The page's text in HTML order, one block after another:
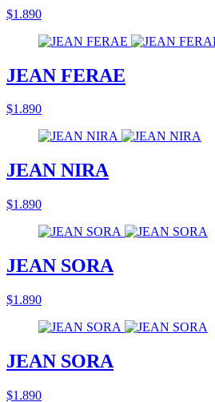
$1.890
JEAN FERAE
$1.890
JEAN NIRA
$1.890
JEAN SORA
$1.890
JEAN SORA
$1.890